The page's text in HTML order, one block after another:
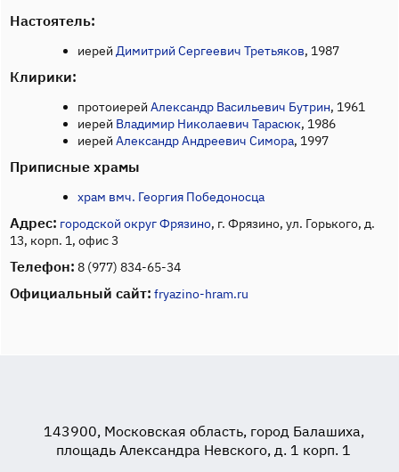
Настоятель:
иерей Димитрий Сергеевич Третьяков, 1987
Клирики:
протоиерей Александр Васильевич Бутрин, 1961
иерей Владимир Николаевич Тарасюк, 1986
иерей Александр Андреевич Симора, 1997
Приписные храмы
храм вмч. Георгия Победоносца
Адрес: городской округ Фрязино, г. Фрязино, ул. Горького, д.
13, корп. 1, офис 3
Телефон: 8 (977) 834-65-34
Официальный сайт: fryazino-hram.ru
143900, Московская область, город Балашиха,
площадь Александра Невского, д. 1 корп. 1